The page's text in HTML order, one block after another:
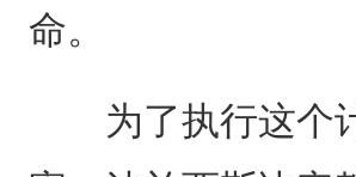
命。
为了执行这个计